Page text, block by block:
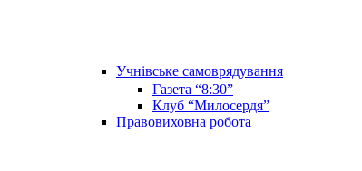
Учнівське самоврядування
Газета “8:30”
Клуб “Милосердя”
Правовиховна робота